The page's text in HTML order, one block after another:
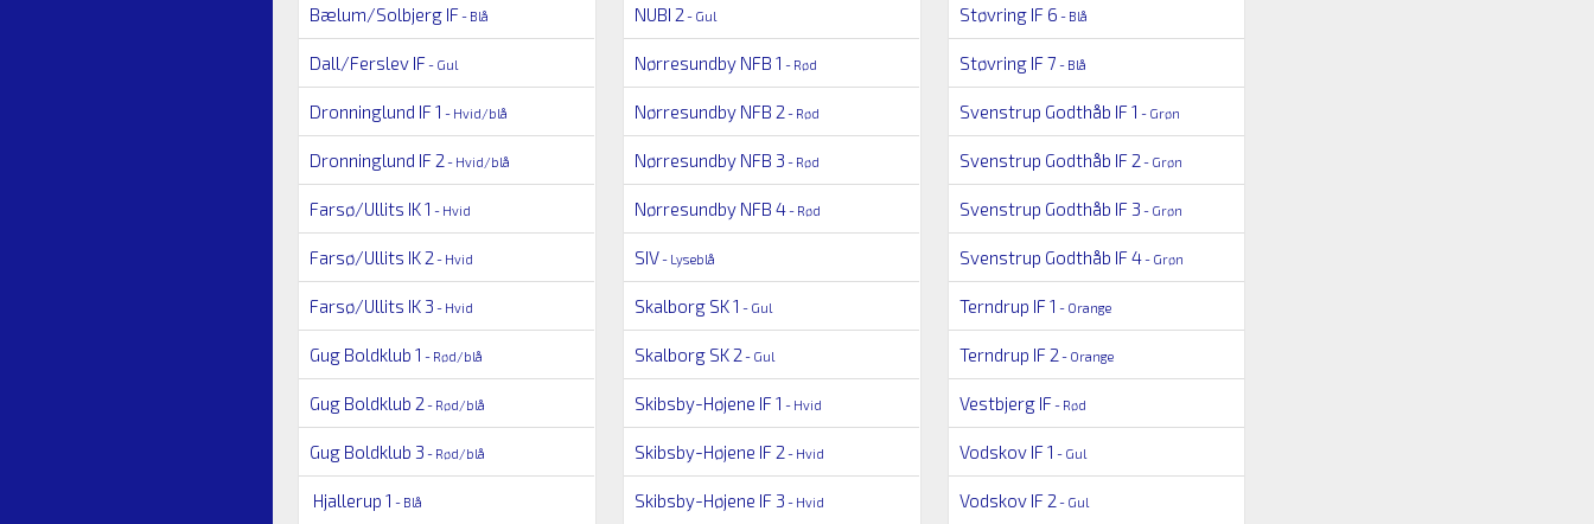
Bælum/Solbjerg IF - Blå
Dall/Ferslev IF - Gul
Dronninglund IF 1 - Hvid/blå
Dronninglund IF 2 - Hvid/blå
Farsø/Ullits IK 1 - Hvid
Farsø/Ullits IK 2 - Hvid
Farsø/Ullits IK 3 - Hvid
Gug Boldklub 1 - Rød/blå
Gug Boldklub 2 - Rød/blå
Gug Boldklub 3 - Rød/blå
Hjallerup 1 - Blå
NUBI 2 - Gul
Nørresundby NFB 1 - Rød
Nørresundby NFB 2 - Rød
Nørresundby NFB 3 - Rød
Nørresundby NFB 4- Rød
SIV- Lyseblå
Skalborg SK 1 - Gul
Skalborg SK 2 - Gul
Skibsby-Højene IF 1 - Hvid
Skibsby-Højene IF 2 - Hvid
Skibsby-Højene IF 3 - Hvid
Støvring IF 6 - Blå
Støvring IF 7 - Blå
Svenstrup Godthåb IF 1 - Grøn
Svenstrup Godthåb IF 2 - Grøn
Svenstrup Godthåb IF 3 - Grøn
Svenstrup Godthåb IF 4- Grøn
Terndrup IF 1 - Orange
Terndrup IF 2 - Orange
Vestbjerg IF - Rød
Vodskov IF 1 - Gul
Vodskov IF 2 - Gul